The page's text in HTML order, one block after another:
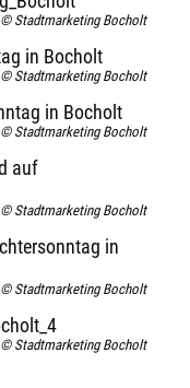
© Stadtmarketing Bocholt
© Stadtmarketing Bocholt
© Stadtmarketing Bocholt
© Stadtmarketing Bocholt
© Stadtmarketing Bocholt
© Stadtmarketing Bocholt